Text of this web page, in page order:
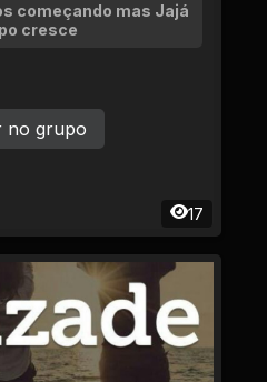
começando mas Jajá
cresce
17
no grupo